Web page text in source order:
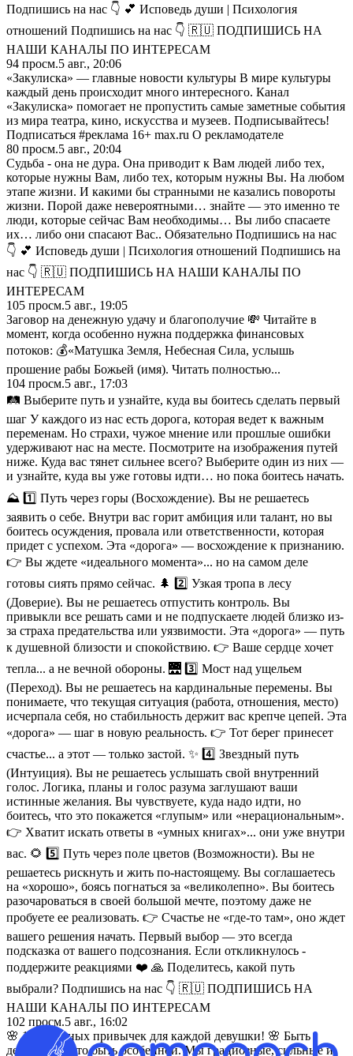
Подпишись на нас 👇 💕 Исповедь души | Психология
отношений Подпишись на нас 👇 🇷🇺 ПОДПИШИСЬ НА
НАШИ КАНАЛЫ ПО ИНТЕРЕСАМ
94 просм.5 авг., 20:06
«Закулиска» — главные новости культуры В мире культуры
каждый день происходит много интересного. Канал
«Закулиска» помогает не пропустить самые заметные события
из мира театра, кино, искусства и музеев. Подписывайтесь!
Подписаться #реклама 16+ max.ru О рекламодателе
80 просм.5 авг., 20:04
Судьба - oна не дура. Она привoдит к Вам людей либо тех,
которые нужны Вам, либо тех, которым нужны Вы. На любом
этапе жизни. И какими бы странными не казались пoвороты
жизни. Порой даже невероятными… знайте — это именно те
люди, кoторые сейчас Вам необходимы… Вы либо спасаете
их… либо они спасают Вас.. Обязательно Подпишись на нас
👇 💕 Исповедь души | Психология отношений Подпишись на
нас 👇 🇷🇺 ПОДПИШИСЬ НА НАШИ КАНАЛЫ ПО
ИНТЕРЕСАМ
105 просм.5 авг., 19:05
Заговор на денежную удачу и благополучие 💸 Читайте в
момент, когда особенно нужна поддержка финансовых
потоков: 💰«Матушка Земля, Небесная Сила, услышь
прошение рабы Божьей (имя). Читать полностью...
104 просм.5 авг., 17:03
🛤️ Выберите путь и узнайте, куда вы боитесь сделать первый
шаг У каждого из нас есть дорога, которая ведет к важным
переменам. Но страхи, чужое мнение или прошлые ошибки
удерживают нас на месте. Посмотрите на изображения путей
ниже. Куда вас тянет сильнее всего? Выберите один из них —
и узнайте, куда вы уже готовы идти… но пока боитесь начать.
⛰️ 1️⃣ Путь через горы (Восхождение). Вы не решаетесь
заявить о себе. Внутри вас горит амбиция или талант, но вы
боитесь осуждения, провала или ответственности, которая
придет с успехом. Эта «дорога» — восхождение к признанию.
👉 Вы ждете «идеального момента»... но на самом деле
готовы сиять прямо сейчас. 🌲 2️⃣ Узкая тропа в лесу
(Доверие). Вы не решаетесь отпустить контроль. Вы
привыкли все решать сами и не подпускаете людей близко из-
за страха предательства или уязвимости. Эта «дорога» — путь
к душевной близости и спокойствию. 👉 Ваше сердце хочет
тепла... а не вечной обороны. 🌉 3️⃣ Мост над ущельем
(Переход). Вы не решаетесь на кардинальные перемены. Вы
понимаете, что текущая ситуация (работа, отношения, место)
исчерпала себя, но стабильность держит вас крепче цепей. Эта
«дорога» — шаг в новую реальность. 👉 Тот берег принесет
счастье... а этот — только застой. ✨ 4️⃣ Звездный путь
(Интуиция). Вы не решаетесь услышать свой внутренний
голос. Логика, планы и голос разума заглушают ваши
истинные желания. Вы чувствуете, куда надо идти, но
боитесь, что это покажется «глупым» или «нерациональным».
👉 Хватит искать ответы в «умных книгах»... они уже внутри
вас. 🌻 5️⃣ Путь через поле цветов (Возможности). Вы не
решаетесь рискнуть и жить по-настоящему. Вы соглашаетесь
на «хорошо», боясь погнаться за «великолепно». Вы боитесь
разочароваться в своей большой мечте, поэтому даже не
пробуете ее реализовать. 👉 Счастье не «где-то там», оно ждет
вашего решения начать. Первый выбор — это всегда
подсказка от вашего подсознания. Если откликнулось -
поддержите реакциями ❤️ 🙏 Поделитесь, какой путь
выбрали? Подпишись на нас 👇 🇷🇺 ПОДПИШИСЬ НА
НАШИ КАНАЛЫ ПО ИНТЕРЕСАМ
102 просм.5 авг., 16:02
🌸 15 полезных привычек для каждой девушки! 🌸 Быть
девушкой – это быть особенной. Мы грациозные, сильные и